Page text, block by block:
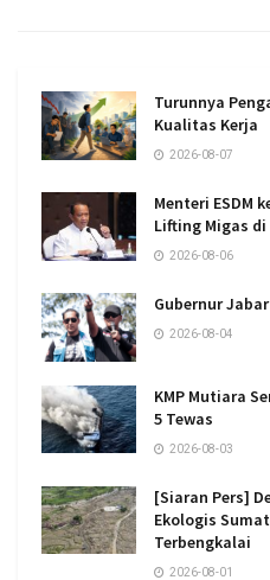
Turunnya
Kualitas Kerja
2026-08-07
Menteri ESDM
Lifting Migas
2026-08-06
Gubernur
2026-08-04
KMP Mutiara
5 Tewas
2026-08-03
[Siaran Pers]
Ekologis
Terbengkalai
2026-08-01